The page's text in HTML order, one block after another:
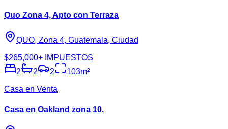
Quo Zona 4, Apto con Terraza
QUO, Zona 4, Guatemala, Ciudad
$265,000+ IMPUESTOS
2
2 2 103m²
Casa en Venta
Casa en Oakland zona 10.